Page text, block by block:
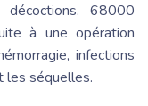
68000
à une opération
infections
les séquelles.